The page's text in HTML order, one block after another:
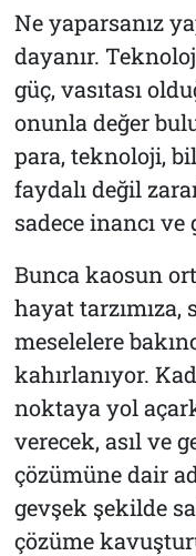
Ne yaparsanız
dayanır.
güç, vasıtası
onunla değer
para, teknoloji,
faydalı değil
sadece inancı ve
Bunca kaosun
hayat tarzımıza,
meselelere
kahırlanıyor.
noktaya yol
verecek, asıl ve
çözümüne dair
gevşek şekilde
çözüme